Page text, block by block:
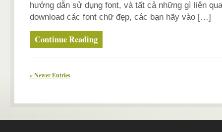
hướng dẫn sử dụng font, và tất cả những gì liên
download các font chữ đẹp, các bạn hãy vào […]
Continue Reading
« Newer Entries